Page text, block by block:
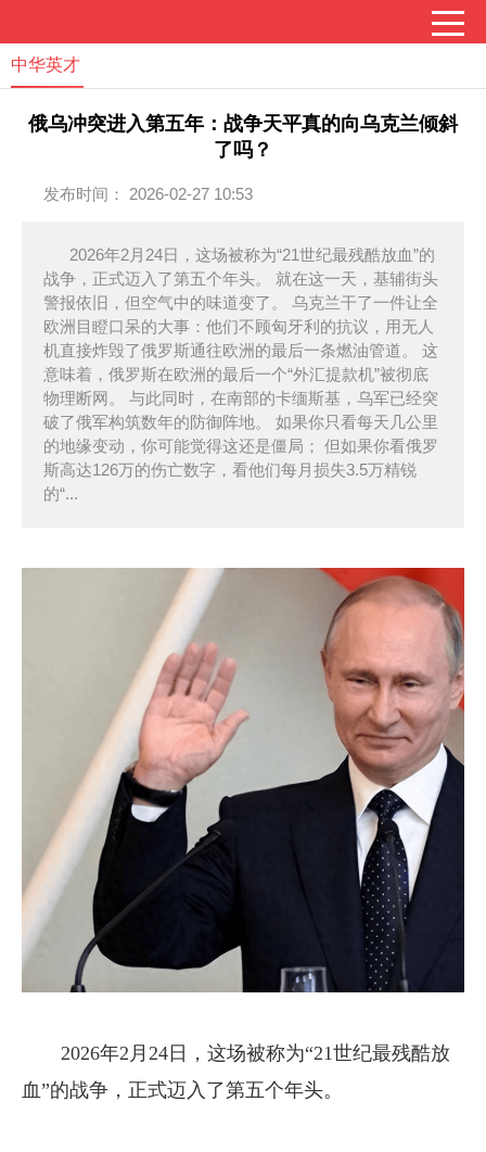
中华英才
俄乌冲突进入第五年：战争天平真的向乌克兰倾斜
了吗？
发布时间： 2026-02-27 10:53
2026年2月24日，这场被称为“21世纪最残酷放血”的
战争，正式迈入了第五个年头。 就在这一天，基辅街头
警报依旧，但空气中的味道变了。 乌克兰干了一件让全
欧洲目瞪口呆的大事：他们不顾匈牙利的抗议，用无人
机直接炸毁了俄罗斯通往欧洲的最后一条燃油管道。 这
意味着，俄罗斯在欧洲的最后一个“外汇提款机”被彻底
物理断网。 与此同时，在南部的卡缅斯基，乌军已经突
破了俄军构筑数年的防御阵地。 如果你只看每天几公里
的地缘变动，你可能觉得这还是僵局； 但如果你看俄罗
斯高达126万的伤亡数字，看他们每月损失3.5万精锐
的“...
2026年2月24日，这场被称为“21世纪最残酷放
血”的战争，正式迈入了第五个年头。